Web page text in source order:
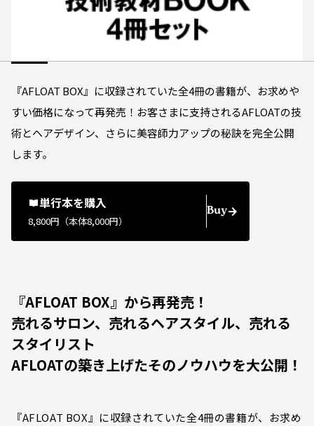
『AFLOAT BOX』に収録されていた全4冊の書籍が、お求めや
すい価格になって再発売！お客さまに支持されるAFLOATの技
術とヘアデザイン、さらに美容師力アップの秘訣を完全公開
します。
単行本を購入
8,800円（本体8,000円）
Buy
『AFLOAT BOX』から再発売！
売れるサロン、売れるヘアスタイル、売れる
スタイリスト
AFLOATの築き上げたそのノウハウを大公開！
『AFLOAT BOX』に収録されていた全4冊の書籍が、お求め